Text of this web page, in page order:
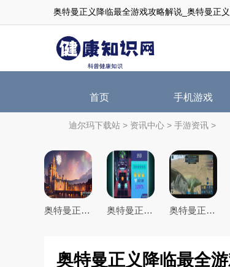
奥特曼正义降临最全游戏攻略解说_奥特曼正
首页 手机游戏
迪尔玛下载站 > 资讯中心 > 手游资讯 >
奥特曼正义降临最全游戏攻略解说_奥特曼正义降临最新游戏技巧通关 奥特曼正义降临最全游戏攻略解说_奥特曼正义降临最新游戏技巧通关 奥特曼正义降临最全游戏攻略解说_奥特曼正义降临最新游戏技巧通关
奥特曼正义降临最全